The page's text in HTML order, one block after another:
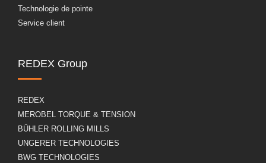
Technologie de pointe
Service client
REDEX Group
REDEX
MEROBEL TORQUE & TENSION
BÜHLER ROLLING MILLS
UNGERER TECHNOLOGIES
BWG TECHNOLOGIES